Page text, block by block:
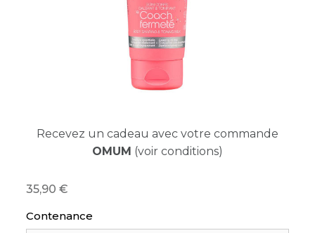
Recevez un cadeau avec votre commande
OMUM (voir conditions)
35,90
Contenance